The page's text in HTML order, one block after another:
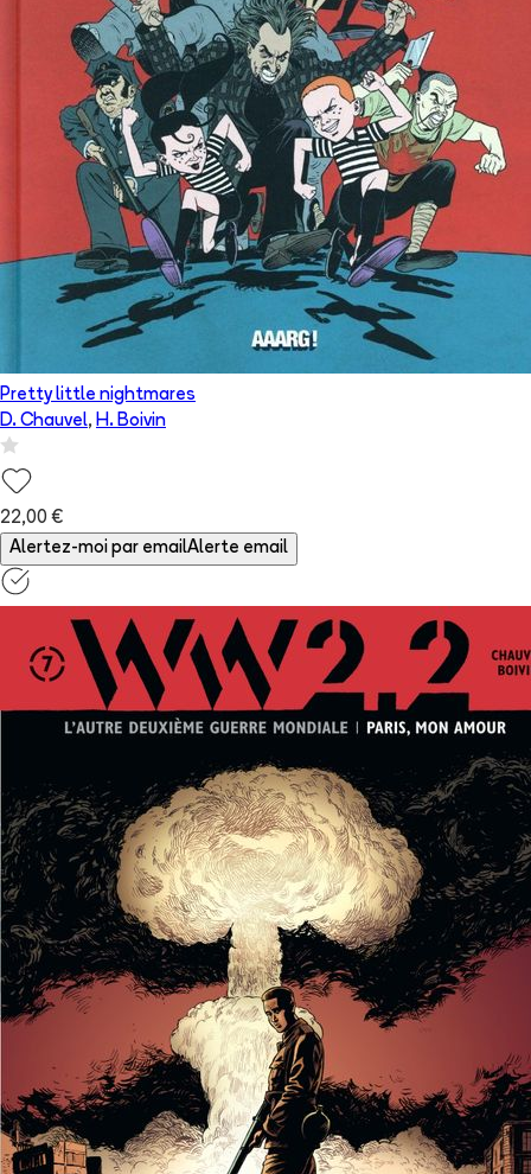
Pretty little nightmares
D. Chauvel, H. Boivin
22,00 €
Alertez-moi par emailAlerte email